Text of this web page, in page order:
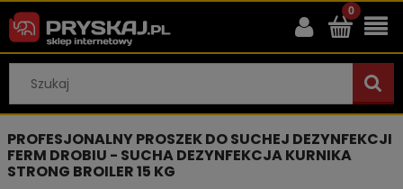
PROFESJONALNY PROSZEK DO SUCHEJ DEZYNFEKCJI
FERM DROBIU - SUCHA DEZYNFEKCJA KURNIKA
STRONG BROILER 15 KG